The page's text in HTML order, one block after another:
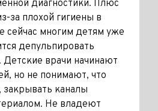
диагностики. Плюс
за плохой гигиены в
сейчас многим детям уже
депульпи­ровать
Детские врачи начинают
но не понимают, что
каналы
Не владеют